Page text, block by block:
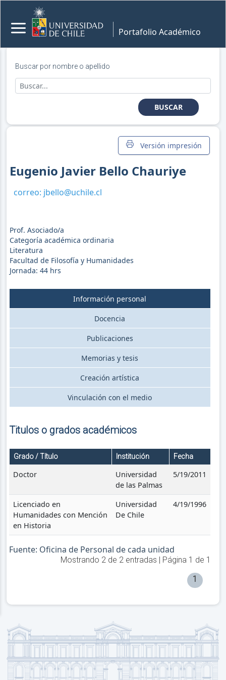
Portafolio Académico
Buscar por nombre o apellido
BUSCAR
Versión impresión
Eugenio Javier Bello Chauriye
correo: jbello@uchile.cl
Prof. Asociado/a
Categoría académica ordinaria
Literatura
Facultad de Filosofía y Humanidades
Jornada: 44hrs
Información personal
Docencia
Publicaciones
Memorias y tesis
Creación artística
Vinculación con el medio
Titulos o grados académicos
Grado / Título Institución Fecha
Doctor
Universidad
de las Palmas
5/19/2011
Licenciado en
Humanidades con Mención
en Historia
Universidad
De Chile
4/19/1996
Fuente: Oficina de Personal de cada unidad
Mostrando 2de 2entradas | Página 1 de 1
1